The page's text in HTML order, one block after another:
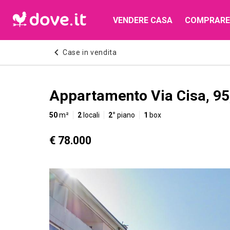
VENDERE CASA
Case in vendita
Appartamento Via Cisa,
50m² 2 locali 2° piano 1 box
€ 78.000